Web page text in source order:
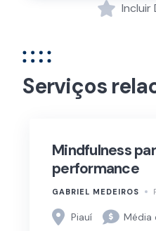
Incluir
Serviços
Mindfulness
performance
GABRIEL MEDEIROS
Piauí Média